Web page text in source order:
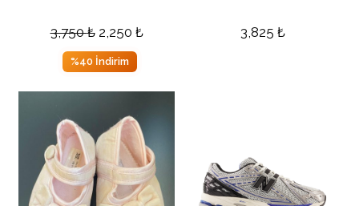
3,750₺ 2,250 ₺
%40 İndirim
3,825 ₺